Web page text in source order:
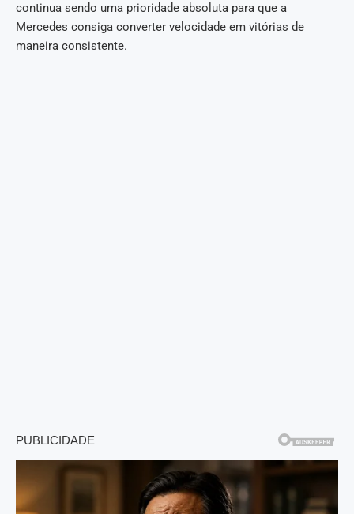
continua sendo uma prioridade absoluta para que a
Mercedes consiga converter velocidade em vitórias de
maneira consistente.